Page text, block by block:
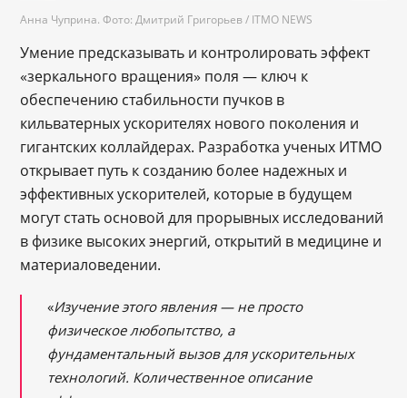
Анна Чуприна. Фото: Дмитрий Григорьев / ITMO NEWS
Умение предсказывать и контролировать эффект
«зеркального вращения» поля — ключ к
обеспечению стабильности пучков в
кильватерных ускорителях нового поколения и
гигантских коллайдерах. Разработка ученых ИТМО
открывает путь к созданию более надежных и
эффективных ускорителей, которые в будущем
могут стать основой для прорывных исследований
в физике высоких энергий, открытий в медицине и
материаловедении.
«Изучение этого явления — не просто
физическое любопытство, а
фундаментальный вызов для ускорительных
технологий. Количественное описание